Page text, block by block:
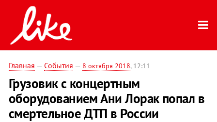
Главная — События — 8 октября 2018, 12:11
Грузовик с концертным
оборудованием Ани Лорак попал в
смертельное ДТП в России